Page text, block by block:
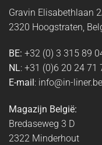
Gravin Elisabethlaan
2320 Hoogstraten,
BE: +32 (0) 3 315 89
NL: +31 (0)6 20 24 71
E-mail : info@in-liner.be
Magazijn België:
Bredaseweg 3 D
2322 Minderhout